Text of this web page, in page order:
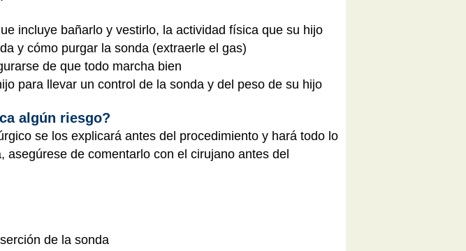
incluye bañarlo y vestirlo, la actividad física que su hijo
y cómo purgar la sonda (extraerle el gas)
de que todo marcha bien
para llevar un control de la sonda y del peso de su hijo
algún riesgo?
se los explicará antes del procedimiento y hará todo lo
de comentarlo con el cirujano antes del
de la sonda